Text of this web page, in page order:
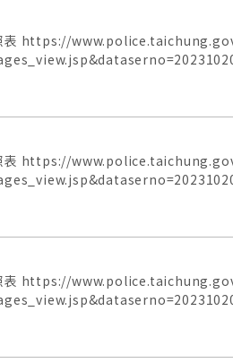
照表 https://
照表 https://
照表 https://